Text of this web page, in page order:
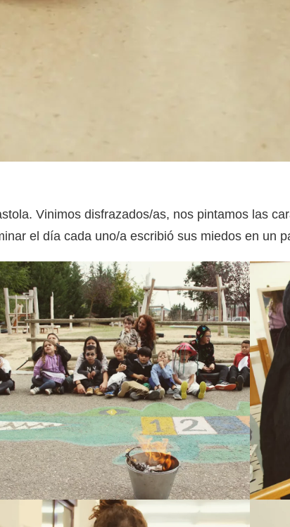
Vinimos disfrazados/as, nos pintamos las
el día cada uno/a escribió sus miedos en un